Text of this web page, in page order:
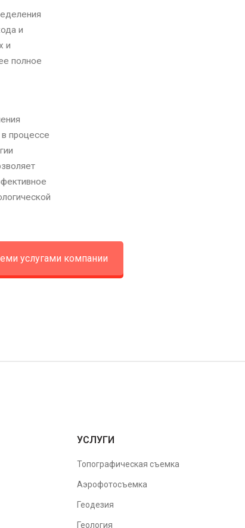
и
и
полное
процессе
услугами компании
УСЛУГИ
Топографическая съемка
Аэрофотосъемка
Геодезия
Геология